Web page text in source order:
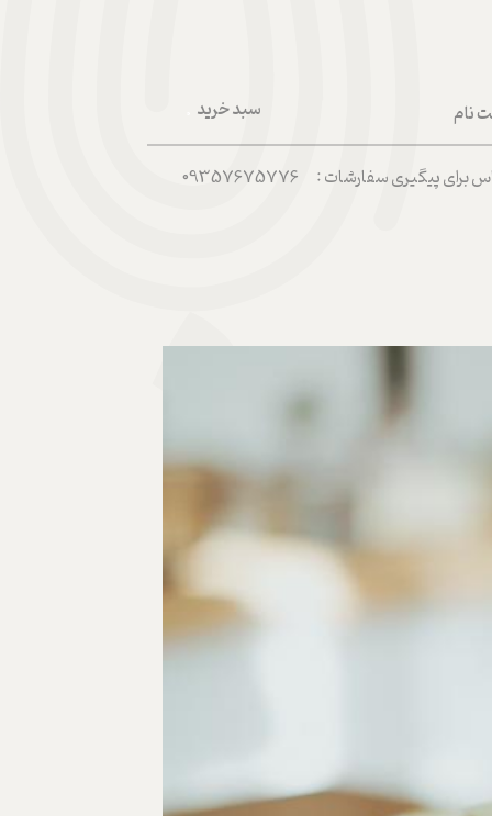
سبد خرید نام
من
واژه
پیگیری سفارشات : 09357675776